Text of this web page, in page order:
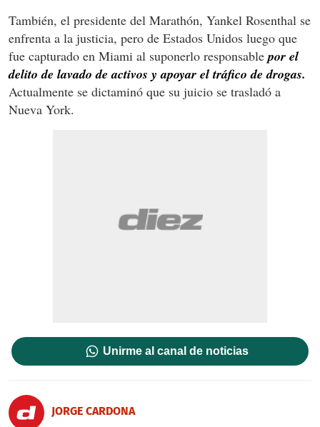
También, el presidente del Marathón, Yankel Rosenthal se
enfrenta a la justicia, pero de Estados Unidos luego que
fue capturado en Miami al suponerlo responsablepor el
delito de lavado de activos y apoyar el tráfico de drogas.
Actualmente se dictaminó que su juicio se trasladó a
Nueva York.
Unirme al canal de noticias
JORGE CARDONA